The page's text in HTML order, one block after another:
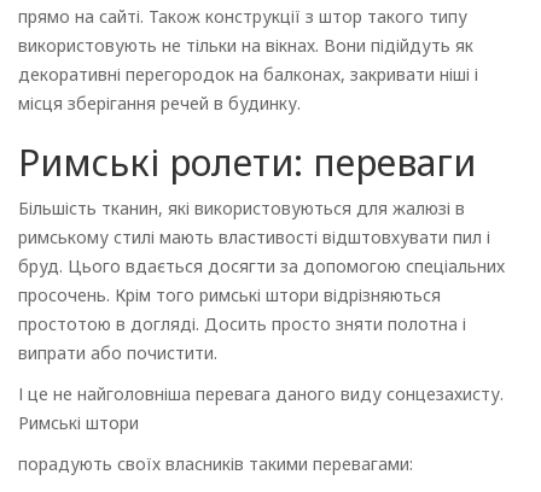
прямо на сайті. Також конструкції з штор такого типу
використовують не тільки на вікнах. Вони підійдуть як
декоративні перегородок на балконах, закривати ніші і
місця зберігання речей в будинку.
Римські ролети: переваги
Більшість тканин, які використовуються для жалюзі в
римському стилі мають властивості відштовхувати пил і
бруд. Цього вдається досягти за допомогою спеціальних
просочень. Крім того римські штори відрізняються
простотою в догляді. Досить просто зняти полотна і
випрати або почистити.
І це не найголовніша перевага даного виду сонцезахисту.
Римські штори
порадують своїх власників такими перевагами: